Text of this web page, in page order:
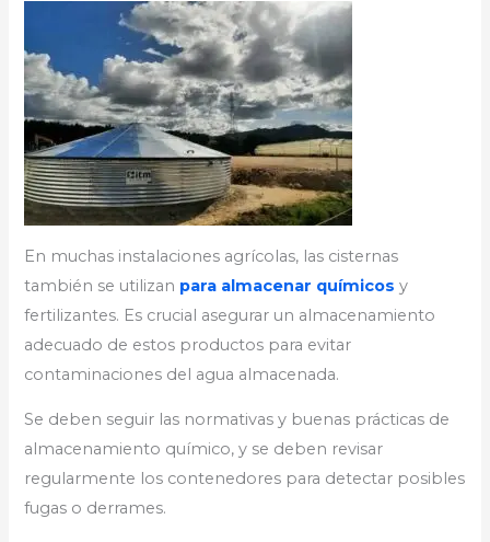
En muchas instalaciones agrícolas, las cisternas
también se utilizan para almacenar químicos y
fertilizantes. Es crucial asegurar un almacenamiento
adecuado de estos productos para evitar
contaminaciones del agua almacenada.
Se deben seguir las normativas y buenas prácticas de
almacenamiento químico, y se deben revisar
regularmente los contenedores para detectar posibles
fugas o derrames.